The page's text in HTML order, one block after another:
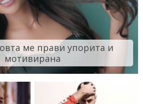
ме прави упорита и
мотивирана